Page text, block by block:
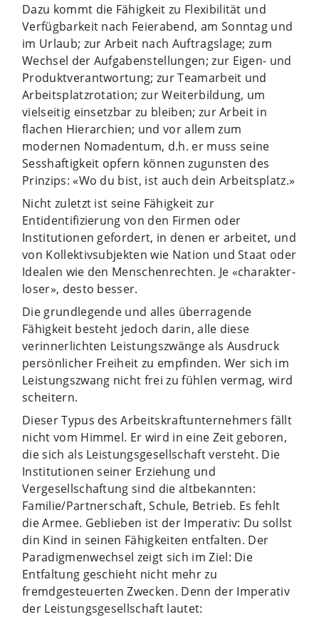
Dazu kommt die Fähigkeit zu Flexibilität und
Verfügbarkeit nach Feierabend, am Sonntag und
im Urlaub; zur Arbeit nach Auftragslage; zum
Wechsel der Aufgabenstellungen; zur Eigen- und
Produktverantwortung; zur Teamarbeit und
Arbeitsplatzrotation; zur Weiterbildung, um
vielseitig einsetzbar zu bleiben; zur Arbeit in
flachen Hierarchien; und vor allem zum
modernen Nomadentum, d.h. er muss seine
Sesshaftigkeit opfern können zugunsten des
Prinzips: «Wo du bist, ist auch dein Arbeitsplatz.»
Nicht zuletzt ist seine Fähigkeit zur
Entidentifizierung von den Firmen oder
Institutionen gefordert, in denen er arbeitet, und
von Kollektivsubjekten wie Nation und Staat oder
Idealen wie den Menschenrechten. Je «charakter-
loser», desto besser.
Die grundlegende und alles überragende
Fähigkeit besteht jedoch darin, alle diese
verinnerlichten Leistungszwänge als Ausdruck
persönlicher Freiheit zu empfinden. Wer sich im
Leistungszwang nicht frei zu fühlen vermag, wird
scheitern.
Dieser Typus des Arbeitskraftunternehmers fällt
nicht vom Himmel. Er wird in eine Zeit geboren,
die sich als Leistungsgesellschaft versteht. Die
Institutionen seiner Erziehung und
Vergesellschaftung sind die altbekannten:
Familie/Partnerschaft, Schule, Betrieb. Es fehlt
die Armee. Geblieben ist der Imperativ: Du sollst
din Kind in seinen Fähigkeiten entfalten. Der
Paradigmenwechsel zeigt sich im Ziel: Die
Entfaltung geschieht nicht mehr zu
fremdgesteuerten Zwecken. Denn der Imperativ
der Leistungsgesellschaft lautet: